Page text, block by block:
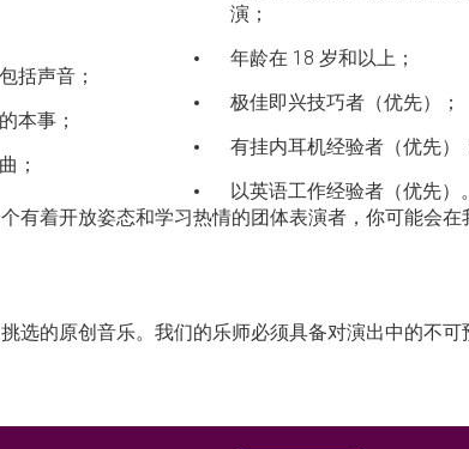
括声音；
本事；
；
演；
年龄在 18 岁和以上；
极佳即兴技巧者（优先）；
有挂内耳机经验者（优先）
以英语工作经验者（优先）。
有着开放姿态和学习热情的团体表演者，你可能会
选的原创音乐。我们的乐师必须具备对演出中的不